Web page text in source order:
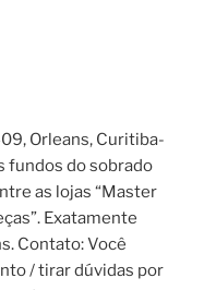
Orleans, Curitiba-
fundos do sobrado
as lojas “Master
Exatamente
Contato: Você
/ tirar dúvidas por